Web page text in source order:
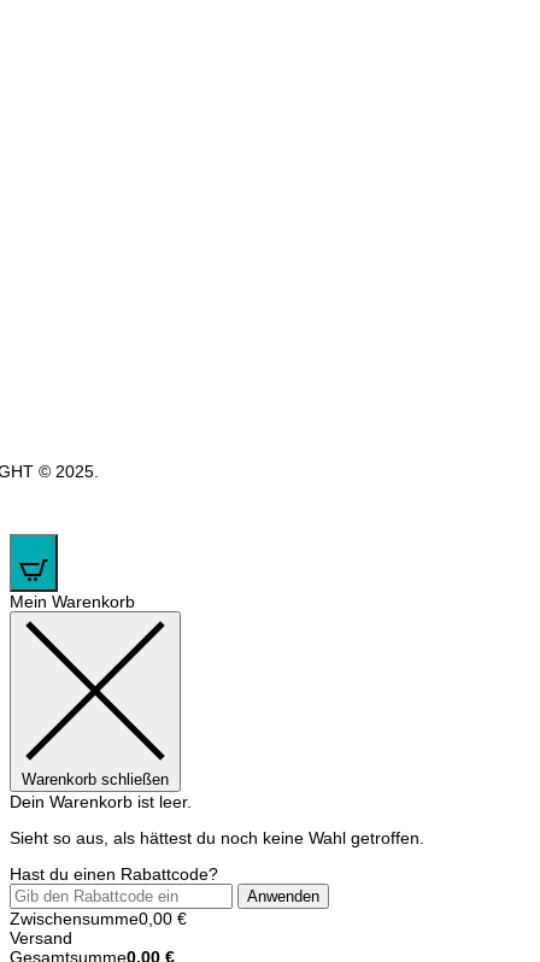
© 2025.
Mein Warenkorb
Warenkorb schließen
Dein Warenkorb ist leer.
Sieht so aus, als hättest du noch keine Wahl getroffen.
Hast du einen Rabattcode?
Anwenden
Zwischensumme0,00 €
Versand
Gesamtsumme0,00 €